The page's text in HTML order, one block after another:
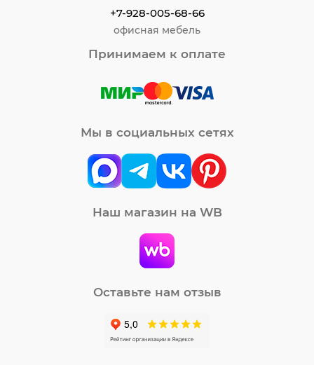
+7-928-005-68-66
офисная мебель
Принимаем к оплате
Мы в социальных сетях
Наш магазин на WB
Оставьте нам отзыв